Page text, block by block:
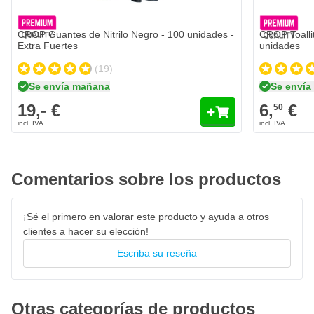
Asiento de taller con un aspecto muy lujoso
39cm de ancho
Añadir al carrito
CROP Guantes de Nitrilo Negro - 100 unidades -
Extra Fuertes
(19)
Se envía mañana
19,- €
CROP
unidades
Se envía
6,50 €
Comentarios sobre los productos
¡Sé el primero en valorar este producto y ayuda a otros
clientes a hacer su elección!
Escriba su reseña
Otras categorías de productos